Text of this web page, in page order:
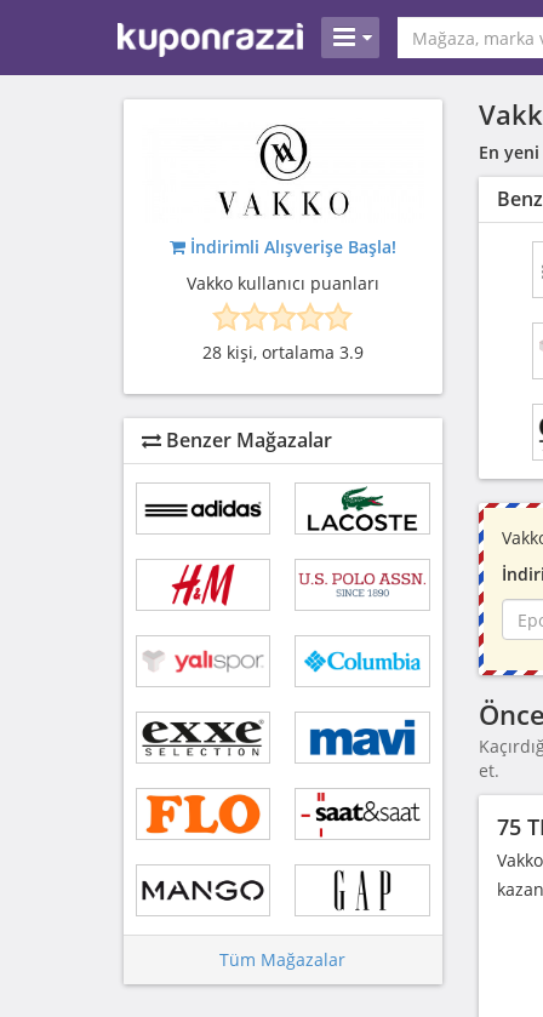
En
İndirimli Alışverişe Başla!
Vakko kullanıcı puanları
28 kişi, ortalama 3.9
et.
75
Benzer Mağazalar
Tüm Mağazalar